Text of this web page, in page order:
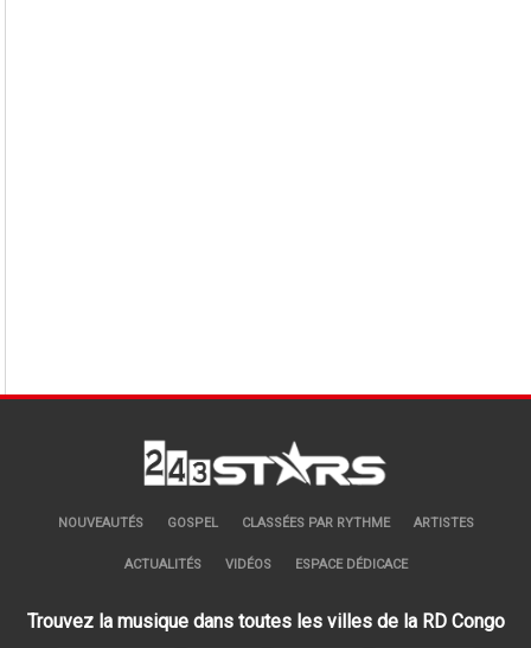
NOUVEAUTÉS GOSPEL CLASSÉES PAR RYTHME ARTISTES
ACTUALITÉS VIDÉOS ESPACE DÉDICACE
Trouvez la musique dans toutes les villes de la RD Congo